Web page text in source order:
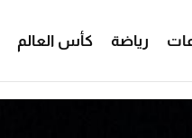
رياضة كأس العالم